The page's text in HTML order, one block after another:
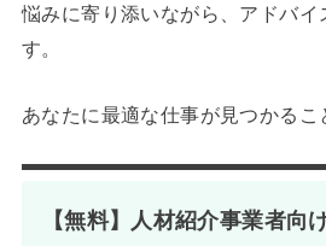
悩みに寄り添いながら、アドバ
す。
あなたに最適な仕事が見つかるこ
【無料】人材紹介事業者向